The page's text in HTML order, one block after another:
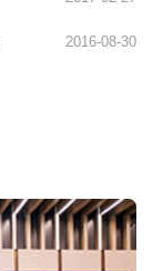
2016-08-30